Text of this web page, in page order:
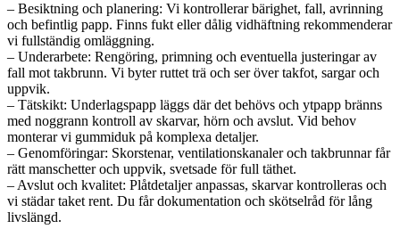
– Besiktning och planering: Vi kontrollerar bärighet, fall, avrinning
och befintlig papp. Finns fukt eller dålig vidhäftning rekommenderar
vi fullständig omläggning.
– Underarbete: Rengöring, primning och eventuella justeringar av
fall mot takbrunn. Vi byter ruttet trä och ser över takfot, sargar och
uppvik.
– Tätskikt: Underlagspapp läggs där det behövs och ytpapp bränns
med noggrann kontroll av skarvar, hörn och avslut. Vid behov
monterar vi gummiduk på komplexa detaljer.
– Genomföringar: Skorstenar, ventilationskanaler och takbrunnar får
rätt manschetter och uppvik, svetsade för full täthet.
– Avslut och kvalitet: Plåtdetaljer anpassas, skarvar kontrolleras och
vi städar taket rent. Du får dokumentation och skötselråd för lång
livslängd.